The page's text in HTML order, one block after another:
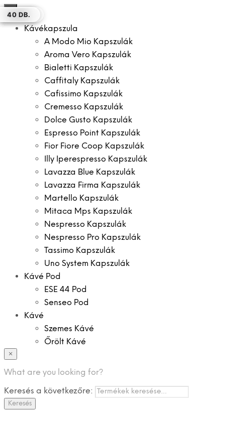
×
Kávékapszula
A Modo Mio Kapszulák
Aroma Vero Kapszulák
Bialetti Kapszulák
Caffitaly Kapszulák
Cafissimo Kapszulák
Cremesso Kapszulák
Dolce Gusto Kapszulák
Espresso Point Kapszulák
Fior Fiore Coop Kapszulák
Illy Iperespresso Kapszulák
Lavazza Blue Kapszulák
Lavazza Firma Kapszulák
Martello Kapszulák
Mitaca Mps Kapszulák
Nespresso Kapszulák
Nespresso Pro Kapszulák
Tassimo Kapszulák
Uno System Kapszulák
Kávé Pod
ESE 44 Pod
Senseo Pod
Kávé
Szemes Kávé
Őrölt Kávé
Instant Kávé
Zacskó Tea
Tartozékok
×
What are you looking for?
Keresés a következőre:
Keresés
18 DB.
150 DB.
18 DB.
100 DB.
50 DB.
50 DB.
40 DB.